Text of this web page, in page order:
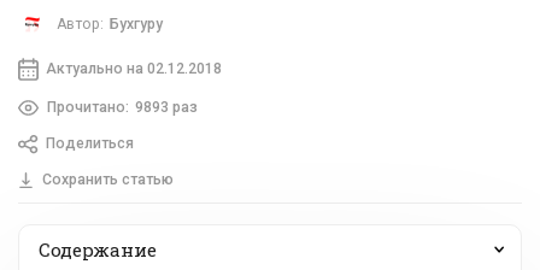
Автор: Бухгуру
Актуально на 02.12.2018
Прочитано: 9893 раз
Поделиться
Сохранить статью
Содержание